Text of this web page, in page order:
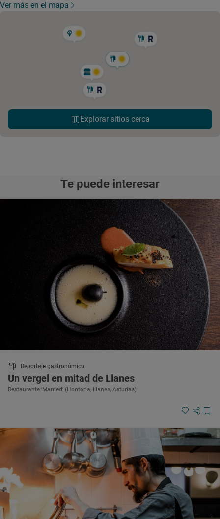
Ver más en el mapa
Explorar sitios cerca
Te puede interesar
Reportaje gastronómico
Un vergel en mitad de Llanes
Restaurante ‘Married’ (Hontoria, Llanes, Asturias)